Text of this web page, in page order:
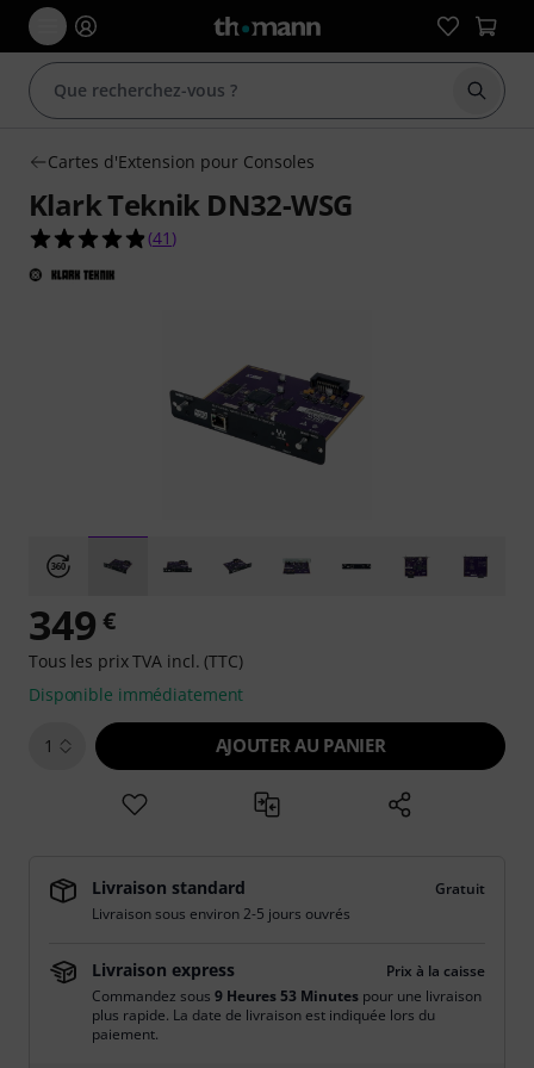
Cartes d'Extension pour Consoles
Klark Teknik DN32-WSG
4.8 étoiles sur 5 d'après 41 évaluations clients
(41 )
349 €
Tous les prix TVA incl. (TTC)
Disponible immédiatement
1 AJOUTER AU PANIER
Livraison standard
Gratuit
Livraison sous environ 2-5 jours ouvrés
Livraison express
Prix à la caisse
Commandez sous 9 Heures 52 Minutes pour une livraison
plus rapide. La date de livraison est indiquée lors du
paiement.